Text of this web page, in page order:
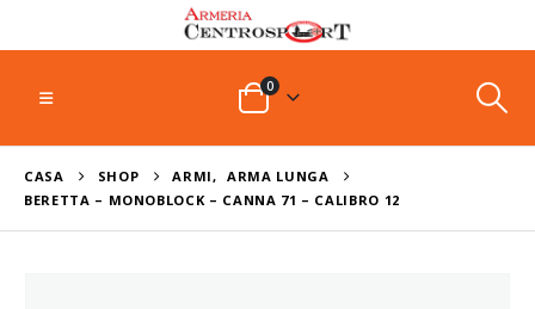
0
CASA SHOP ARMI,
ARMA LUNGA
BERETTA – MONOBLOCK – CANNA 71 – CALIBRO 12